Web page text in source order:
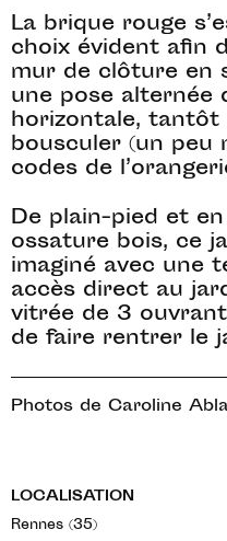
La brique rouge
choix évident afin
mur de clôture en
une pose alternée
horizontale, tantôt
bousculer (un peu
codes de
De plain-pied et
ossature bois, ce
imaginé avec une
accès direct au
vitrée de 3
de faire rentrer le
Photos de Caroline
LOCALISATION
Rennes (35)